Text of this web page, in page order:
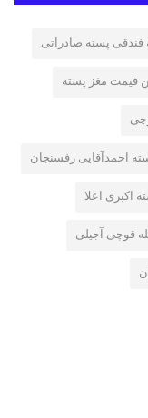
فندقی پسته صادراتی
قیمت مغز پسته
احمدآقایی رفسنجان
اکبری اعلا
قوچی آجیلی